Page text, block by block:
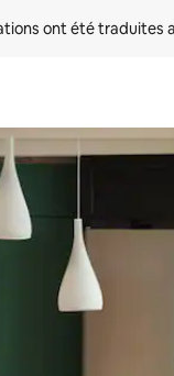
ont été traduites